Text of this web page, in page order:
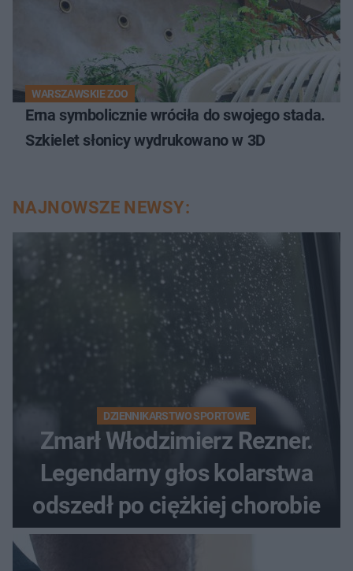
WARSZAWSKIE ZOO
Erna symbolicznie wróciła do swojego stada.
Szkielet słonicy wydrukowano w 3D
NAJNOWSZE NEWSY:
DZIENNIKARSTWO SPORTOWE
Zmarł Włodzimierz Rezner.
Legendarny głos kolarstwa
odszedł po ciężkiej chorobie